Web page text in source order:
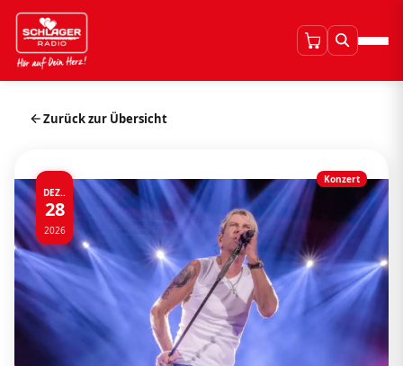
Zurück zur Übersicht
DEZ..
28
2026
Konzert